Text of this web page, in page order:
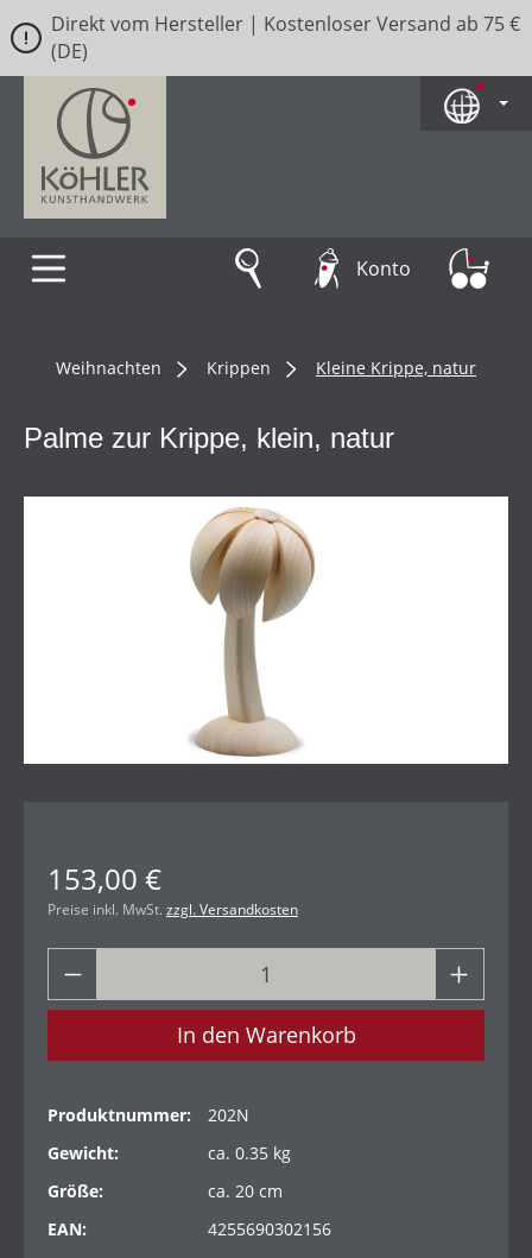
Zum Hauptinhalt springen
Direkt vom Hersteller | Kostenloser Versand ab 75 €
(DE)
Konto
Weihnachten Krippen Kleine Krippe, natur
Palme zur Krippe, klein, natur
Bildergalerie überspringen
153,00 €
Preise inkl. MwSt. zzgl. Versandkosten
In den Warenkorb
Produktnummer:
202N
Gewicht:
ca. 0.35 kg
Größe:
ca. 20 cm
EAN:
4255690302156